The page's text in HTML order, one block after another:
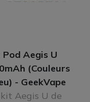
Pod Aegis U
(Couleurs
- GeekVape
Aegis U de